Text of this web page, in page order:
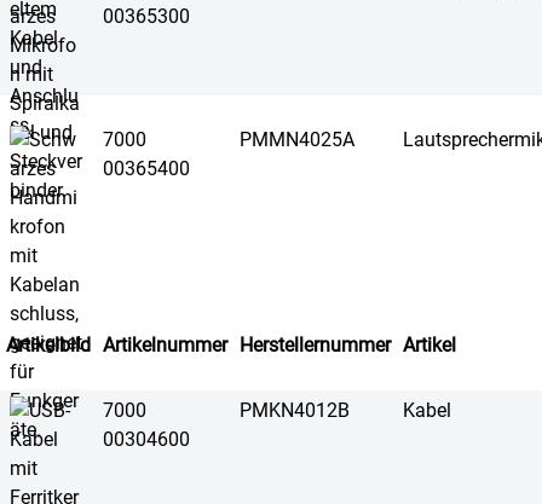
00365300
7000
00365400
PMMN4025A
Artikelbild Artikelnummer Herstellernummer Artikel
7000
00304600
PMKN4012B Kabel